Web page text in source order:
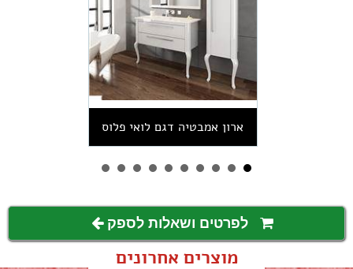
ארון אמבטיה דגם לואי פלוס
לפרטים ושאלות לספק
מוצרים אחרונים